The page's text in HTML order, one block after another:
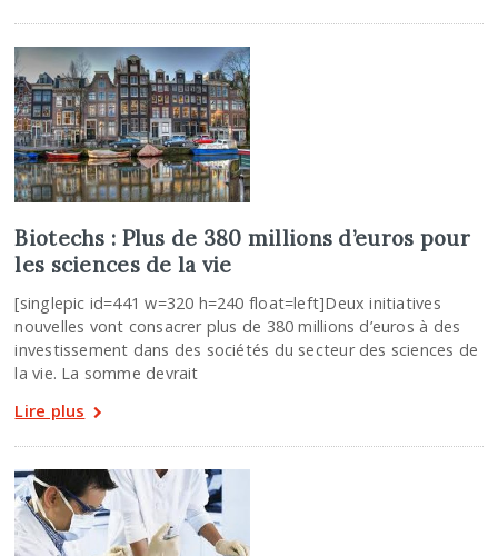
Biotechs : Plus de 380 millions d’euros pour
les sciences de la vie
[singlepic id=441 w=320 h=240 float=left]Deux initiatives
nouvelles vont consacrer plus de 380 millions d’euros à des
investissement dans des sociétés du secteur des sciences de
la vie. La somme devrait
Lire plus